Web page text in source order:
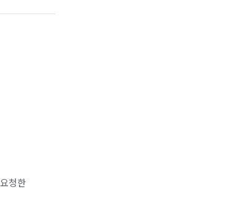
청한